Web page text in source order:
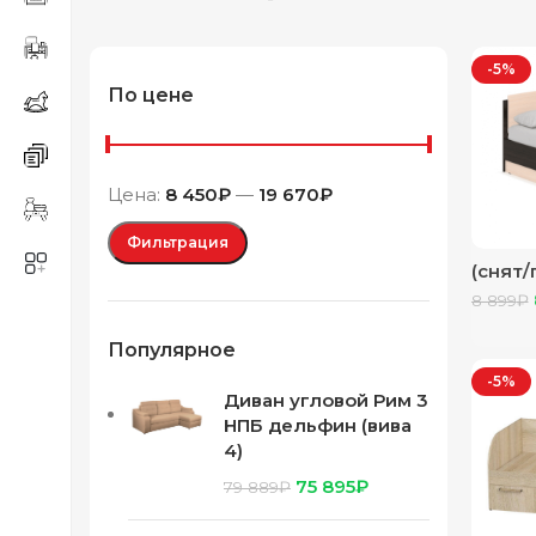
По цене
Фильтрация
Цена: 8 450₽ — 19 670₽
Популярное
Диван угловой Рим 3
НПБ дельфин (вива
4)
79 889₽ 75 895₽
-5%
900
8 899₽
-5%